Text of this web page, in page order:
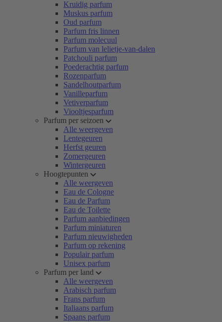
Kruidig parfum
Muskus parfum
Oud parfum
Parfum fris linnen
Parfum molecuul
Parfum van lelietje-van-dalen
Patchouli parfum
Poederachtig parfum
Rozenparfum
Sandelhoutparfum
Vanilleparfum
Vetiverparfum
Viooltjesparfum
Parfum per seizoen
Alle weergeven
Lentegeuren
Herfst geuren
Zomergeuren
Wintergeuren
Hoogtepunten
Alle weergeven
Eau de Cologne
Eau de Parfum
Eau de Toilette
Parfum aanbiedingen
Parfum miniaturen
Parfum nieuwigheden
Parfum op rekening
Populair parfum
Unisex parfum
Parfum per land
Alle weergeven
Arabisch parfum
Frans parfum
Italiaans parfum
Spaans parfum